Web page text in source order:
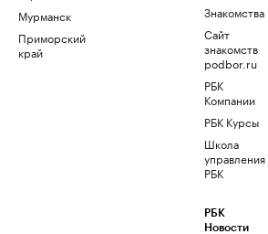
Мурманск
Приморский
край
Знакомства
Сайт
знакомств
podbor.ru
РБК
Компании
РБК Курсы
Школа
управления
РБК
РБК
Новости